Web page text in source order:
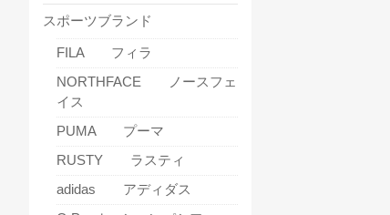
スポーツブランド
FILA フィラ
NORTHFACE ノースフェ
イス
PUMA プーマ
RUSTY ラスティ
adidas アディダス